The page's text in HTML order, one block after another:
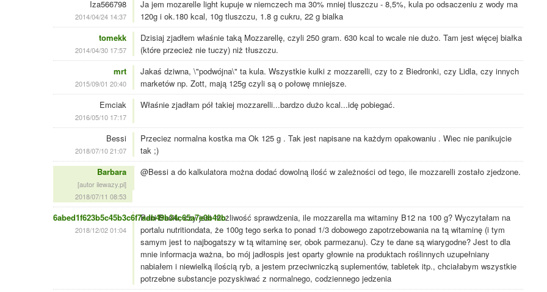
Iza566798
2014/04/24 14:37
Ja jem mozarelle light kupuje w niemczech ma 30% mniej tluszczu - 8,5%, kula po odsaczeniu z wody ma
120g i ok.180 kcal, 10g tluszczu, 1.8 g cukru, 22 g bialka
tomekk
2014/04/30 17:57
Dzisiaj zjadłem właśnie taką Mozzarellę, czyli 250 gram. 630 kcal to wcale nie dużo. Tam jest więcej białka
(które przecież nie tuczy) niż tłuszczu.
mrt
2015/09/01 20:40
Jakaś dziwna, \"podwójna\" ta kula. Wszystkie kulki z mozzarelli, czy to z Biedronki, czy Lidla, czy innych
marketów np. Zott, mają 125g czyli są o połowę mniejsze.
Emciak
2016/05/10 17:17
Właśnie zjadłam pół takiej mozzarelli...bardzo dużo kcal...idę pobiegać.
Bessi
2018/07/10 21:07
Przeciez normalna kostka ma Ok 125 g . Tak jest napisane na każdym opakowaniu . Wiec nie panikujcie
tak ;)
Barbara
[autor ilewazy.pl]
2018/07/11 08:53
@Bessi a do kalkulatora można dodać dowolną ilość w zależności od tego, ile mozzarelli zostało zjedzone.
6abed1f623b5c45b3c6f7adb49b34c65a7e0b42b
2018/12/02 01:04
Pani Basiu, czy jest możliwość sprawdzenia, ile mozzarella ma witaminy B12 na 100 g? Wyczytałam na
portalu nutritiondata, że 100g tego serka to ponad 1/3 dobowego zapotrzebowania na tą witaminę (i tym
samym jest to najbogatszy w tą witaminę ser, obok parmezanu). Czy te dane są wiarygodne? Jest to dla
mnie informacja ważna, bo mój jadłospis jest oparty głownie na produktach roślinnych uzupełniany
nabiałem i niewielką ilością ryb, a jestem przeciwniczką suplementów, tabletek itp., chciałabym wszystkie
potrzebne substancje pozyskiwać z normalnego, codziennego jedzenia